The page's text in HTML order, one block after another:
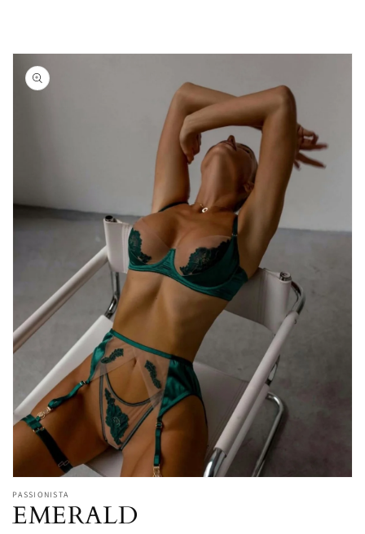
o
proizvodu
media
featured
in
PASSIONISTA
EMERALD